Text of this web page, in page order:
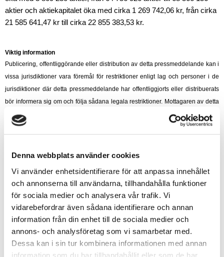
Denna webbplats använder cookies
Vi använder enhetsidentifierare för att anpassa innehållet
och annonserna till användarna, tillhandahålla funktioner
för sociala medier och analysera vår trafik. Vi
vidarebefordrar även sådana identifierare och annan
information från din enhet till de sociala medier och
annons- och analysföretag som vi samarbetar med.
Dessa kan i sin tur kombinera informationen med annan
information som du har tillhandahållit eller som de har
aktier och aktiekapitalet öka med cirka 1 269 742,06 kr, från cirka
21 585 641,47 kr till cirka 22 855 383,53 kr.
Viktig information
Publicering, offentliggörande eller distribution av detta pressmeddelande kan i
vissa jurisdiktioner vara föremål för restriktioner enligt lag och personer i de
jurisdiktioner där detta pressmeddelande har offentliggjorts eller distribuerats
bör informera sig om och följa sådana legala restriktioner. Mottagaren av detta
pressmeddelande ansvarar för att använda detta pressmeddelande och
informationen häri i enlighet med tillämpliga regler i respektive jurisdiktion.
aktier eller andra värdepapper kommer att registreras, enligt den vid var tid
gällande United States Securities Act från 1933 (”Securities Act”) eller
värdepapperslagstiftningen i någon stat eller annan jurisdiktion i USA och inga
aktier eller andra värdepapper kommer att erbjudas, säljas eller på annat sätt
överföras, direkt eller indirekt, i eller till USA, förutom under ett tillämpligt
undantag från, eller i en transaktion som inte är föremål för, registreringskrav
enligt Securities Act och i enlighet med värdepapperslagstiftningen i relevant
stat eller annan jurisdiktion i USA.